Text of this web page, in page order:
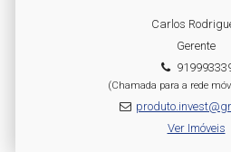
Carlos
Gerente
(Chamada para a rede
Ver Imóveis